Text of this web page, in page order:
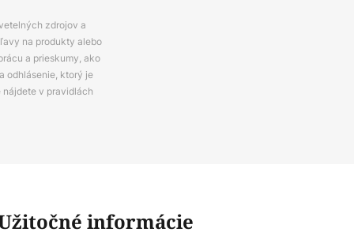
zdrojov a
na produkty alebo
a prieskumy, ako
odhlásenie, ktorý je
v pravidlách
informácie